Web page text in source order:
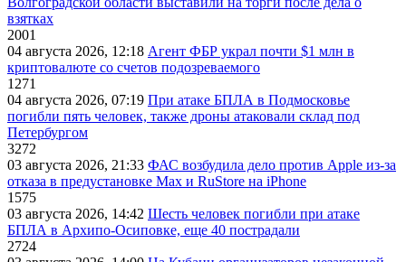
взятках
2001
04 августа 2026, 12:18 Агент ФБР украл почти $1 млн в
криптовалюте со счетов подозреваемого
1271
04 августа 2026, 07:19 При атаке БПЛА в Подмосковье
погибли пять человек, также дроны атаковали склад под
Петербургом
3272
03 августа 2026, 21:33 ФАС возбудила дело против Apple из-за
отказа в предустановке Max и RuStore на iPhone
1575
03 августа 2026, 14:42 Шесть человек погибли при атаке
БПЛА в Архипо-Осиповке, еще 40 пострадали
2724